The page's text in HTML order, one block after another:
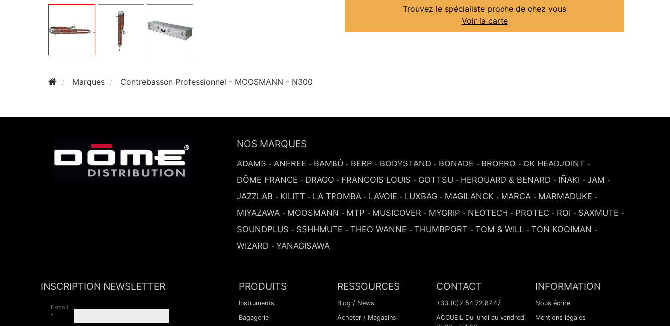
Trouvez le spécialiste proche de chez vous
Voir la carte
Marques Contrebasson Professionnel - MOOSMANN - N300
NOS MARQUES
ADAMS - ANFREE - BAMBÚ - BERP - BODYSTAND - BONADE - BROPRO - CK HEADJOINT -
DÔME FRANCE - DRAGO - FRANCOIS LOUIS - GOTTSU - HEROUARD & BENARD - IÑAKI - JAM -
JAZZLAB - KILITT - LA TROMBA - LAVOIE - LUXBAG - MAGILANCK - MARCA - MARMADUKE -
MIYAZAWA - MOOSMANN - MTP - MUSICOVER - MYGRIP - NEOTECH - PROTEC - ROI - SAXMUTE -
SOUNDPLUS - SSHHMUTE - THEO WANNE - THUMBPORT - TOM & WILL - TON KOOIMAN -
WIZARD - YANAGISAWA
INSCRIPTION NEWSLETTER
E-mail
*
PRODUITS
Instruments
Bagagerie
RESSOURCES
Blog / News
Acheter / Magasins
CONTACT
+33 (0)2.54.72.87.47
ACCUEIL Du lundi au vendredi
INFORMATION
Nous écrire
Mentions légales